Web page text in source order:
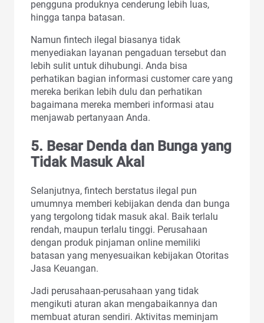
pengguna produknya cenderung lebih luas,
hingga tanpa batasan.
Namun fintech ilegal biasanya tidak
menyediakan layanan pengaduan tersebut dan
lebih sulit untuk dihubungi. Anda bisa
perhatikan bagian informasi customer care yang
mereka berikan lebih dulu dan perhatikan
bagaimana mereka memberi informasi atau
menjawab pertanyaan Anda.
5. Besar Denda dan Bunga yang
Tidak Masuk Akal
Selanjutnya, fintech berstatus ilegal pun
umumnya memberi kebijakan denda dan bunga
yang tergolong tidak masuk akal. Baik terlalu
rendah, maupun terlalu tinggi. Perusahaan
dengan produk pinjaman online memiliki
batasan yang menyesuaikan kebijakan Otoritas
Jasa Keuangan.
Jadi perusahaan-perusahaan yang tidak
mengikuti aturan akan mengabaikannya dan
membuat aturan sendiri. Aktivitas meminjam